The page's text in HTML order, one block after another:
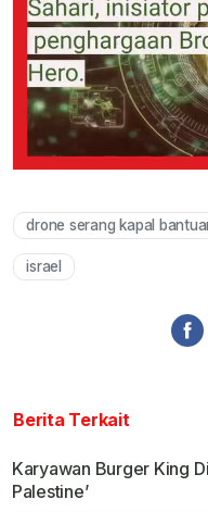
drone serang kapal
israel
Berita Terkait
Karyawan Burger King
Palestine’